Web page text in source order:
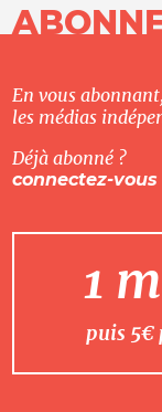
En vous
les médias
Déjà abonné ?
connectez-vous
1
puis 5€